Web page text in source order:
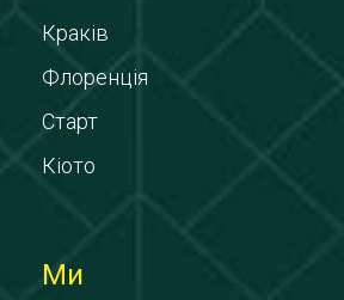
Краків
Флоренція
Старт
Кіото
Ми